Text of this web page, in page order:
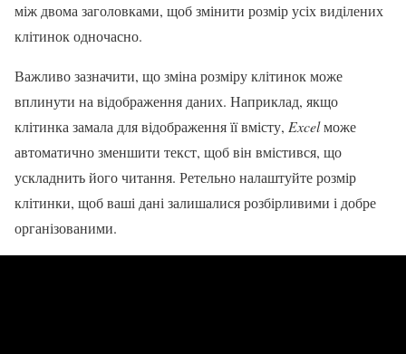
між двома заголовками, щоб змінити розмір усіх виділених
клітинок одночасно.
Важливо зазначити, що зміна розміру клітинок може
вплинути на відображення даних. Наприклад, якщо
клітинка замала для відображення її вмісту, Excelможе
автоматично зменшити текст, щоб він вмістився, що
ускладнить його читання. Ретельно налаштуйте розмір
клітинки, щоб ваші дані залишалися розбірливими і добре
організованими.